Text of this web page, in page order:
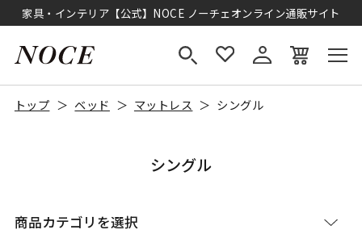
家具・インテリア【公式】NOCE ノーチェオンライン通販サイト
トップ ベッド マットレス シングル
シングル
商品カテゴリを選択